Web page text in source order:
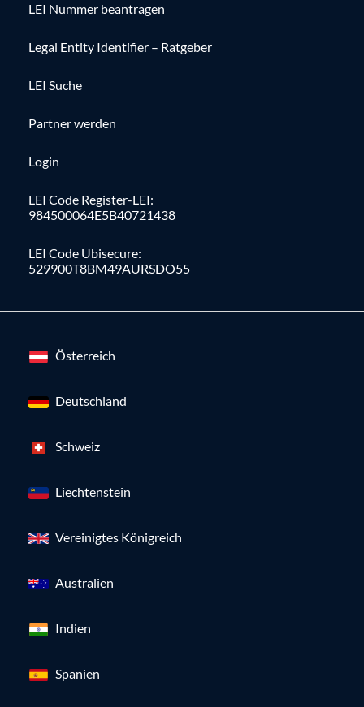
LEI Nummer beantragen
Legal Entity Identifier – Ratgeber
LEI Suche
Partner werden
Login
LEI Code Register-LEI:
984500064E5B40721438
LEI Code Ubisecure:
529900T8BM49AURSDO55
Österreich
Deutschland
Schweiz
Liechtenstein
Vereinigtes Königreich
Australien
Indien
Spanien